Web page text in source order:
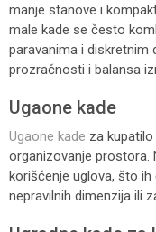
manje stanove i
male kade se često
paravanima i diskretnim
prozračnosti i balansa
Ugaone kade
Ugaone kade za
organizovanje prostora.
korišćenje uglova, što
nepravilnih dimenzija ili